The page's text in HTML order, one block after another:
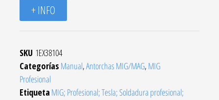
+ INFO
SKU 1EX38104
Categorías Manual,Antorchas MIG/MAG, MIG
Profesional
Etiqueta MIG; Profesional; Tesla; Soldadura profesional;